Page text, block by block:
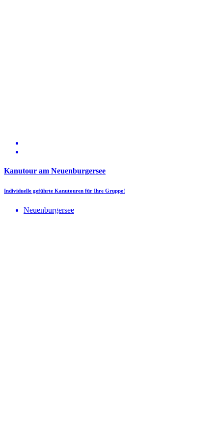
Kanutour am Neuenburgersee
Individuelle geführte Kanutouren für Ihre Gruppe!
Neuenburgersee